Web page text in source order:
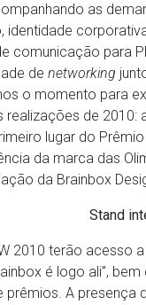
as
identidade
comunicação para
de networking
o momento para
realizações de
lugar do
da marca das
da Brainbox
Stand
2010 terão acesso
é logo ali”,
prêmios. A